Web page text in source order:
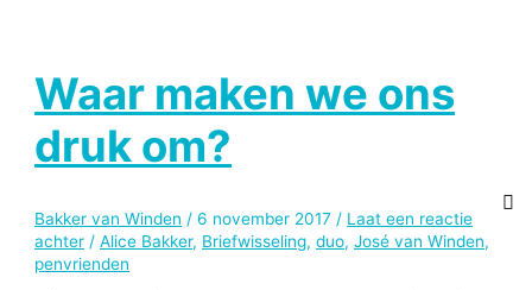
Waar maken we ons
druk om?
Bakker van Winden /6 november 2017/ Laat een reactie
achter /Alice Bakker, Briefwisseling,duo,José van Winden,
penvrienden